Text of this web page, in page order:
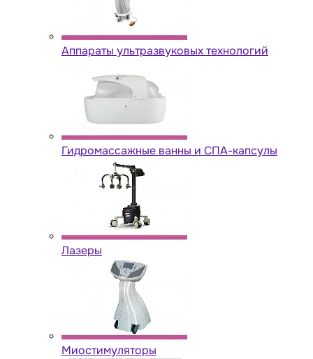
Аппараты ультразвуковых технологий
Гидромассажные ванны и СПА-капсулы
Лазеры
Миостимуляторы